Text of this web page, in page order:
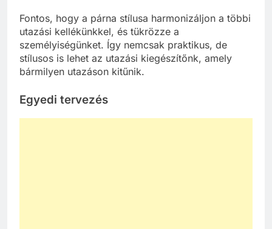
Fontos, hogy a párna stílusa harmonizáljon a többi
utazási kellékünkkel, és tükrözze a
személyiségünket. Így nemcsak praktikus, de
stílusos is lehet az utazási kiegészítőnk, amely
bármilyen utazáson kitűnik.
Egyedi tervezés